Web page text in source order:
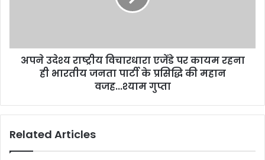
अपने उदेश्य राष्ट्रीय विचारधारा एजेंडे पर कायम रहना
ही भारतीय जनता पार्टी के प्रसिद्धि की महान
वजह...श्याम गुप्ता
Related Articles